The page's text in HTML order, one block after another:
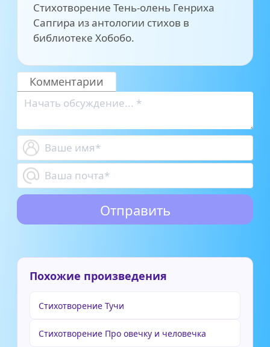
Стихотворение Тень-олень Генриха
Сапгира из антологии стихов в
библиотеке Хобобо.
Комментарии
Похожие произведения
Стихотворение Тучи
Стихотворение Про овечку и человечка